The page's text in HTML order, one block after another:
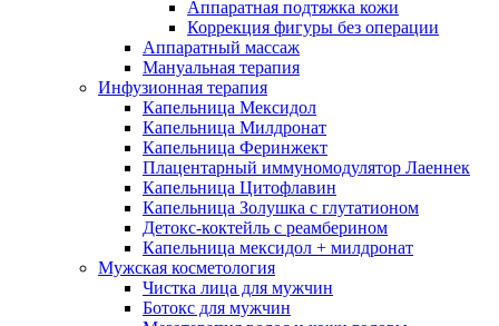
Аппаратная подтяжка кожи
Коррекция фигуры без операции
Аппаратный массаж
Мануальная терапия
Инфузионная терапия
Капельница Мексидол
Капельница Милдронат
Капельница Феринжект
Плацентарный иммуномодулятор Лаеннек
Капельница Цитофлавин
Капельница Золушка с глутатионом
Детокс-коктейль с реамберином
Капельница мексидол + милдронат
Мужская косметология
Чистка лица для мужчин
Ботокс для мужчин